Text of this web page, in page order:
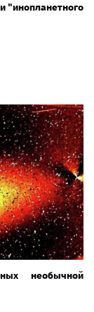
"инопланетного
необычной